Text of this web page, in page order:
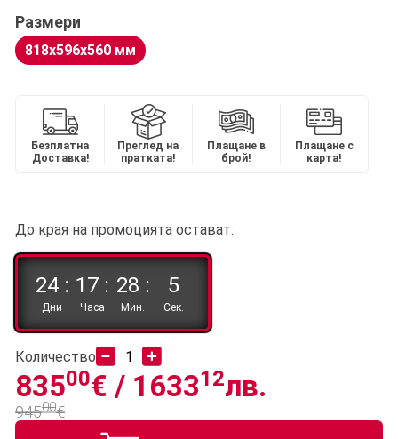
Размери
818x596x560 мм
Безплатна
Доставка!
Преглед на
пратката!
Плащане в
брой!
Плащане с
карта!
До края на промоцията остават:
24 :
Дни
17 :
Часа
28 :
Мин.
5
Сек.
Количество
83500€ / 163312лв.
94500€